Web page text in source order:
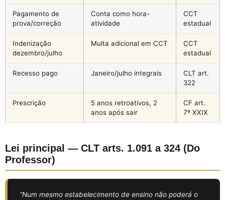
Pagamento de
prova/correção
Conta como hora-
atividade
CCT
estadual
Indenização
dezembro/julho
Multa adicional em CCT
CCT
estadual
Recesso pago Janeiro/julho integrais
CLT art.
322
Prescrição
5 anos retroativos, 2
anos após sair
CF art.
7º XXIX
Lei principal — CLT arts. 1.091 a 324 (Do
Professor)
“Num mesmo estabelecimento de ensino não poderá o